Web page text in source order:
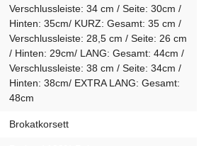
Verschlussleiste: 34 cm / Seite: 30cm /
Hinten: 35cm/ KURZ: Gesamt: 35 cm /
Verschlussleiste: 28,5 cm / Seite: 26 cm
/ Hinten: 29cm/ LANG: Gesamt: 44cm /
Verschlussleiste: 38 cm / Seite: 34cm /
Hinten: 38cm/ EXTRA LANG: Gesamt:
48cm
Brokatkorsett